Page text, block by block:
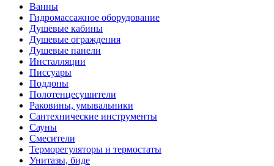
Ванны
Гидромассажное оборудование
Душевые кабины
Душевые ограждения
Душевые панели
Инсталляции
Писсуары
Поддоны
Полотенцесушители
Раковины, умывальники
Сантехнические инструменты
Сауны
Смесители
Терморегуляторы и термостаты
Унитазы, биде